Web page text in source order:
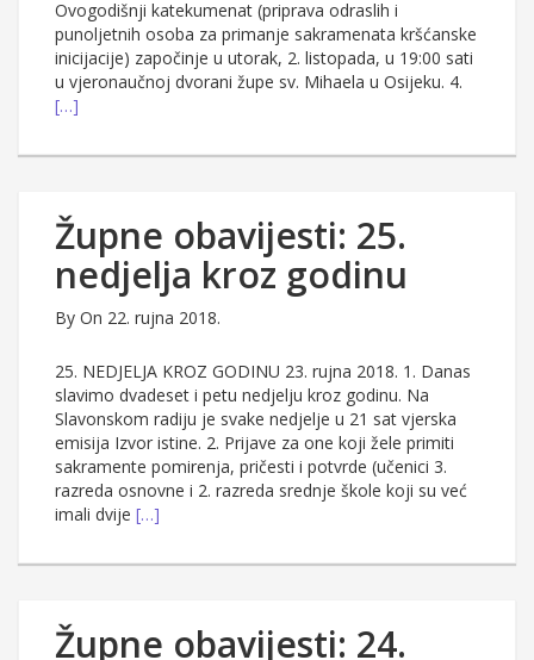
Ovogodišnji katekumenat (priprava odraslih i
punoljetnih osoba za primanje sakramenata kršćanske
inicijacije) započinje u utorak, 2. listopada, u 19:00 sati
u vjeronaučnoj dvorani župe sv. Mihaela u Osijeku. 4.
[…]
Župne obavijesti: 25.
nedjelja kroz godinu
By On 22. rujna 2018.
25. NEDJELJA KROZ GODINU 23. rujna 2018. 1. Danas
slavimo dvadeset i petu nedjelju kroz godinu. Na
Slavonskom radiju je svake nedjelje u 21 sat vjerska
emisija Izvor istine. 2. Prijave za one koji žele primiti
sakramente pomirenja, pričesti i potvrde (učenici 3.
razreda osnovne i 2. razreda srednje škole koji su već
imali dvije […]
Župne obavijesti: 24.